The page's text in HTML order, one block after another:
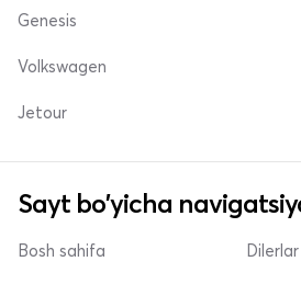
Genesis
Volkswagen
Jetour
Sayt bo'yicha
Bosh sahifa Dilerlar